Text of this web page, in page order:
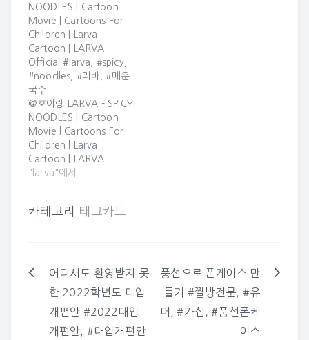
LARVA | Cartoon
Movie | Cartoons For
Children | LARVA
Official
SUBSCRIBE to LARVA:
http://www.youtube.com/channel/UCph-
WGR0oCbJDpaWmNHb5zg?
sub_confirmation=1
???? SEASON 1 -…
NOODLES | Cartoon
Movie | Cartoons For
Children | Larva
Cartoon | LARVA
Official #larva, #spicy,
#noodles, #라바, #매운
국수
@호야랑 LARVA - SPICY
NOODLES | Cartoon
Movie | Cartoons For
Children | Larva
Cartoon | LARVA
Official LARVA - SPICY
Children | Larva
cup noodle. Let’s have
the noodle…
"larva"에서
카테고리 태그카드
글
어디서도 환영받지 못
한 2022학년도 대입
개편안 #2022대입
개편안, #대입개편안
풍선으로 폰케이스 만
들기 #짤방전문, #유
머, #가십, #풍선폰케
이스